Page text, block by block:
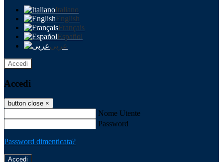
Italiano
English
Français
Español
عربى
Accedi
Accedi
button close ×
Nome Utente
Password
Password dimenticata?